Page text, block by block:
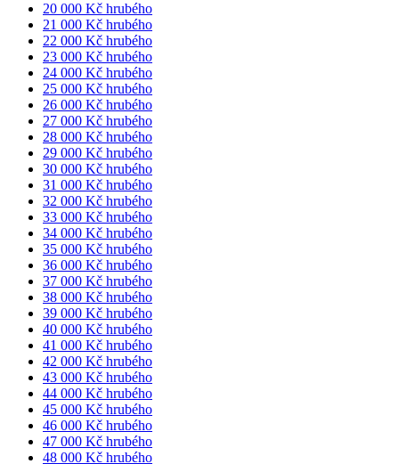
20 000 Kč hrubého
21 000 Kč hrubého
22 000 Kč hrubého
23 000 Kč hrubého
24 000 Kč hrubého
25 000 Kč hrubého
26 000 Kč hrubého
27 000 Kč hrubého
28 000 Kč hrubého
29 000 Kč hrubého
30 000 Kč hrubého
31 000 Kč hrubého
32 000 Kč hrubého
33 000 Kč hrubého
34 000 Kč hrubého
35 000 Kč hrubého
36 000 Kč hrubého
37 000 Kč hrubého
38 000 Kč hrubého
39 000 Kč hrubého
40 000 Kč hrubého
41 000 Kč hrubého
42 000 Kč hrubého
43 000 Kč hrubého
44 000 Kč hrubého
45 000 Kč hrubého
46 000 Kč hrubého
47 000 Kč hrubého
48 000 Kč hrubého